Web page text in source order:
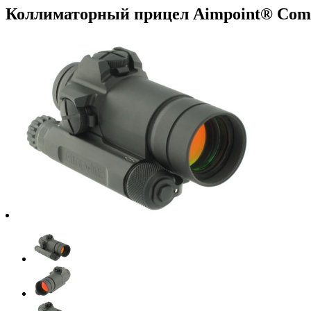
Коллиматорный прицел Aimpoint®